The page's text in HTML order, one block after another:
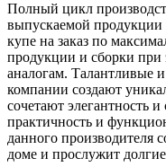
Полный цикл
выпускаемой продукции
купе на заказ по
продукции и сборки при
аналогам. Талантливые
компании создают
сочетают элегантность
практичность и
данного производителя
доме и прослужит